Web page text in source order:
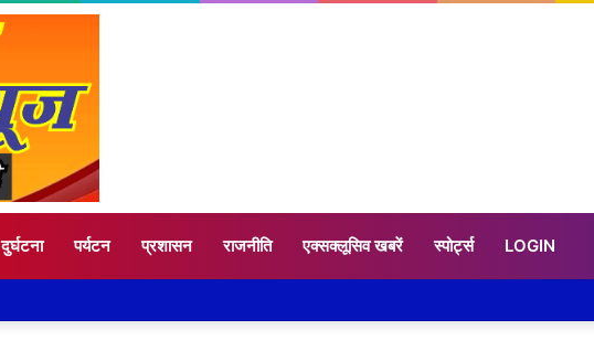
दुर्घटना पर्यटन प्रशासन राजनीति एक्सक्लूसिव खबरें स्पोर्ट्स LOGIN